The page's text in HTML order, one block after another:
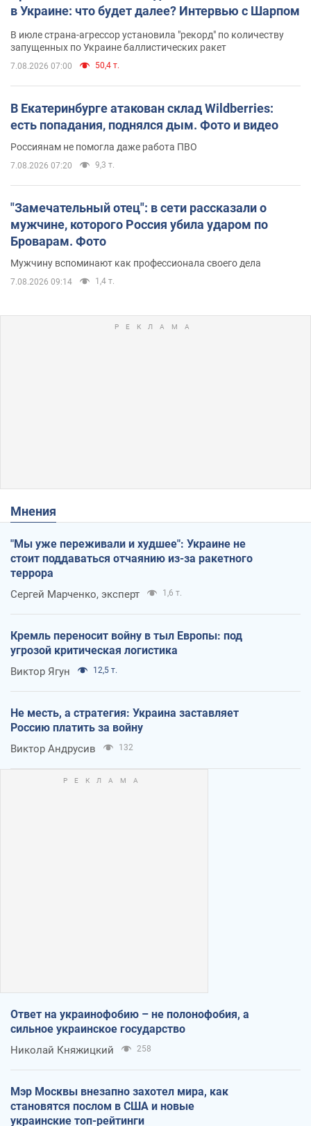
в Украине: что будет далее? Интервью с Шарпом
В июле страна-агрессор установила "рекорд" по количеству
запущенных по Украине баллистических ракет
7.08.2026 07:00 50,4 т.
В Екатеринбурге атакован склад Wildberries:
есть попадания, поднялся дым. Фото и видео
Россиянам не помогла даже работа ПВО
7.08.2026 07:20 9,3 т.
"Замечательный отец": в сети рассказали о
мужчине, которого Россия убила ударом по
Броварам. Фото
Мужчину вспоминают как профессионала своего дела
7.08.2026 09:14 1,4 т.
Мнения
"Мы уже переживали и худшее": Украине не
стоит поддаваться отчаянию из-за ракетного
террора
Сергей Марченко, эксперт 1,6 т.
Кремль переносит войну в тыл Европы: под
угрозой критическая логистика
Виктор Ягун 12,5 т.
Не месть, а стратегия: Украина заставляет
Россию платить за войну
Виктор Андрусив 132
Ответ на украинофобию – не полонофобия, а
сильное украинское государство
Николай Княжицкий 258
Мэр Москвы внезапно захотел мира, как
становятся послом в США и новые
украинские топ-рейтинги